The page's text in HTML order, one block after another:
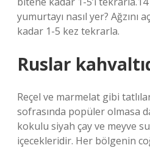
yumurtayı nasıl yer? Ağzını
kadar 1-5 kez tekrarla.
Ruslar
Reçel ve marmelat gibi
sofrasında popüler olmasa
kokulu siyah çay ve meyve
içecekleridir. Her bölgenin